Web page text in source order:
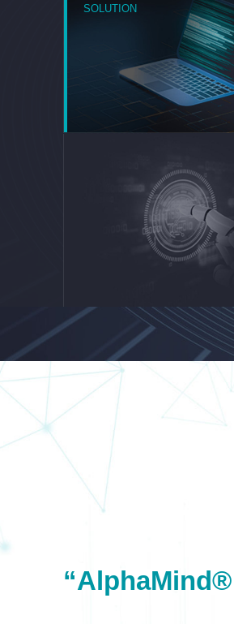
SOLUTION